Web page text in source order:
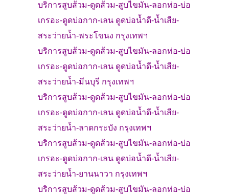
บริการสูบส้วม-ดูดส้วม-สูบไขมัน-ลอกท่อ-บ่อ
เกรอะ-ดูดบ่อกาก-เลน ดูดบ่อน้ำดี-น้ำเสีย-
สระว่ายน้ำ-พระโขนง กรุงเทพฯ
บริการสูบส้วม-ดูดส้วม-สูบไขมัน-ลอกท่อ-บ่อ
เกรอะ-ดูดบ่อกาก-เลน ดูดบ่อน้ำดี-น้ำเสีย-
สระว่ายน้ำ-มีนบุรี กรุงเทพฯ
บริการสูบส้วม-ดูดส้วม-สูบไขมัน-ลอกท่อ-บ่อ
เกรอะ-ดูดบ่อกาก-เลน ดูดบ่อน้ำดี-น้ำเสีย-
สระว่ายน้ำ-ลาดกระบัง กรุงเทพฯ
บริการสูบส้วม-ดูดส้วม-สูบไขมัน-ลอกท่อ-บ่อ
เกรอะ-ดูดบ่อกาก-เลน ดูดบ่อน้ำดี-น้ำเสีย-
สระว่ายน้ำ-ยานนาวา กรุงเทพฯ
บริการสูบส้วม-ดูดส้วม-สูบไขมัน-ลอกท่อ-บ่อ